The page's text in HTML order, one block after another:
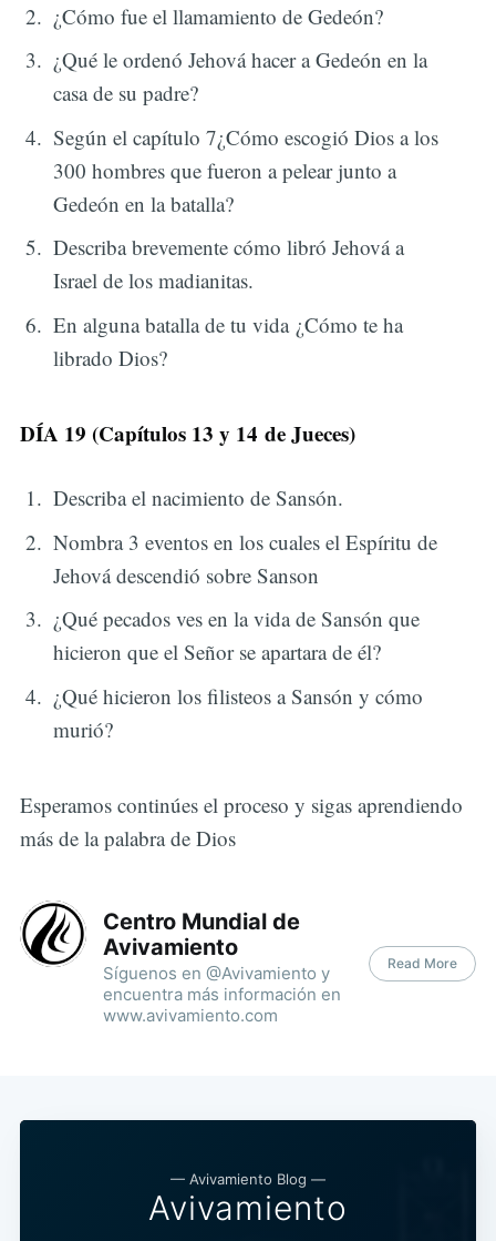
¿Cómo fue el llamamiento de Gedeón?
¿Qué le ordenó Jehová hacer a Gedeón en la
casa de su padre?
Según el capítulo 7¿Cómo escogió Dios a los
300 hombres que fueron a pelear junto a
Gedeón en la batalla?
Describa brevemente cómo libró Jehová a
Israel de los madianitas.
En alguna batalla de tu vida ¿Cómo te ha
librado Dios?
DÍA 19 (Capítulos 13 y 14 de Jueces)
Describa el nacimiento de Sansón.
Nombra 3 eventos en los cuales el Espíritu de
Jehová descendió sobre Sanson
¿Qué pecados ves en la vida de Sansón que
hicieron que el Señor se apartara de él?
¿Qué hicieron los filisteos a Sansón y cómo
murió?
Esperamos continúes el proceso y sigas aprendiendo
más de la palabra de Dios
Centro Mundial de
Avivamiento
Síguenos en @Avivamiento y
encuentra más información en
www.avivamiento.com
Read More
— Avivamiento Blog —
Avivamiento